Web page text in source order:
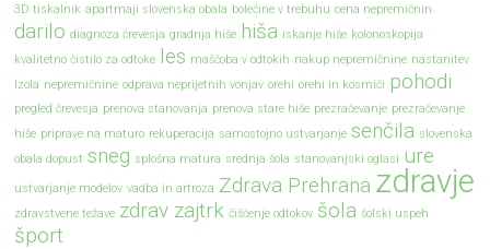
3D tiskalnik apartmaji slovenska obala bolečine v trebuhu cena nepremičnin
darilo diagnoza črevesja gradnja hiše hiša iskanje hiše kolonoskopija
kvalitetno čistilo za odtoke les maščoba v odtokih nakup nepremičnine nastanitev
Izola nepremičnine odprava neprijetnih vonjav orehi orehi in kosmiči pohodi
pregled črevesja prenova stanovanja prenova stare hiše prezračevanje prezračevanje
hiše priprave na maturo rekuperacija samostojno ustvarjanje senčila slovenska
obala dopust sneg splošna matura srednja šola stanovanjski oglasi ure
ustvarjanje modelov vadba in artroza Zdrava Prehrana zdravje
zdravstvene težave zdrav zajtrk čiščenje odtokov šola šolski uspeh
šport